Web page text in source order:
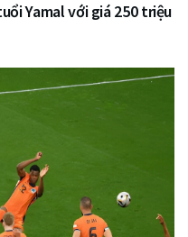
Yamal với giá 250 triệu